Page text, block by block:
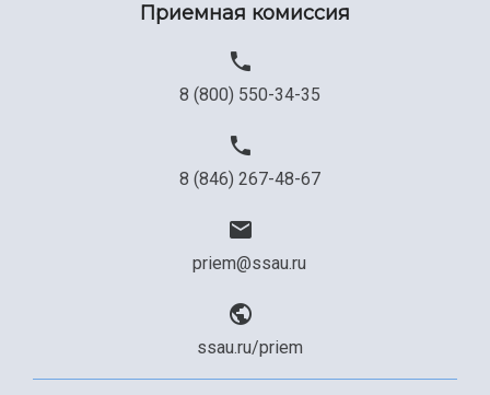
Приемная комиссия
8 (800) 550-34-35
8 (846) 267-48-67
priem@ssau.ru
ssau.ru/priem